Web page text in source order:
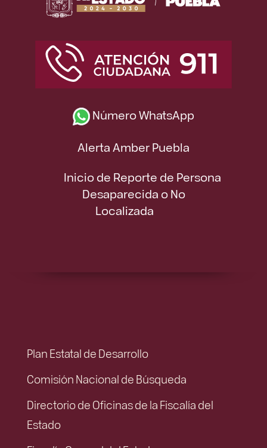
Número WhatsApp
Alerta Amber Puebla
Inicio de Reporte de Persona
Desaparecida o No
Localizada
Plan Estatal de Desarrollo
Comisión Nacional de Búsqueda
Directorio de Oficinas de la Fiscalía del
Estado